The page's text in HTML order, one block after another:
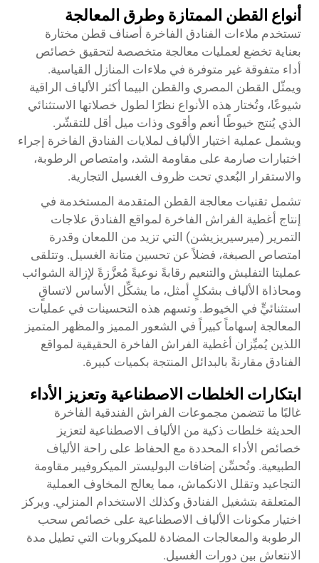
أنواع القطن الممتازة وطرق المعالجة
تستخدم ملاءات الفنادق الفاخرة أصناف قطن مختارة
بعناية تخضع لعمليات معالجة متخصصة لتحقيق خصائص
أداء متفوقة غير متوفرة في ملاءات المنازل القياسية.
ويمثّل القطن المصري والقطن البيما أكثر الألياف الراقية
شيوعًا، وتُختار هذه الأنواع نظرًا لطول خصلاتها الاستثنائي
الذي يُنتج خيوطًا أنعم وأقوى وذات ميل أقل للتقشّر.
ويشمل عملية اختيار الألياف لملايات الفنادق الفاخرة إجراء
اختبارات صارمة على مقاومة الشد، وامتصاص الرطوبة،
والاستقرار البُعدي تحت ظروف الغسيل التجارية.
تشمل تقنيات معالجة القطن المتقدمة المستخدمة في
إنتاج أغطية الفراش الفاخرة لمواقع الفنادق علاجات
التمرير (ميرسيريزيشن) التي تزيد من اللمعان وقدرة
امتصاص الصبغة، فضلاً عن تحسين متانة الغسيل. وتتلقى
عمليتا التفليش والتنعيم رقابةً نوعيةً مُعزَّزةً لإزالة الشوائب
ومحاذاة الألياف بشكلٍ أمثل، ما يشكِّل الأساس لاتساقٍ
استثنائيٍّ في الخيوط. وتسهم هذه التحسينات في عمليات
المعالجة إسهاماً كبيراً في الشعور المميز والمظهر المتميز
اللذين يُميِّزان أغطية الفراش الفاخرة الحقيقية لمواقع
الفنادق مقارنةً بالبدائل المنتجة بكميات كبيرة.
ابتكارات الخلطات الاصطناعية وتعزيز الأداء
غالبًا ما تتضمن مجموعات الفراش الفندقية الفاخرة
الحديثة خلطات ذكية من الألياف الاصطناعية لتعزيز
خصائص الأداء المحددة مع الحفاظ على راحة الألياف
الطبيعية. وتُحسِّن إضافات البوليستر الميكروفيبر مقاومة
التجاعيد وتقلل الانكماش، مما يعالج المخاوف العملية
المتعلقة بتشغيل الفنادق وكذلك الاستخدام المنزلي. ويركز
اختيار مكونات الألياف الاصطناعية على خصائص سحب
الرطوبة والمعالجات المضادة للميكروبات التي تطيل مدة
الانتعاش بين دورات الغسيل.